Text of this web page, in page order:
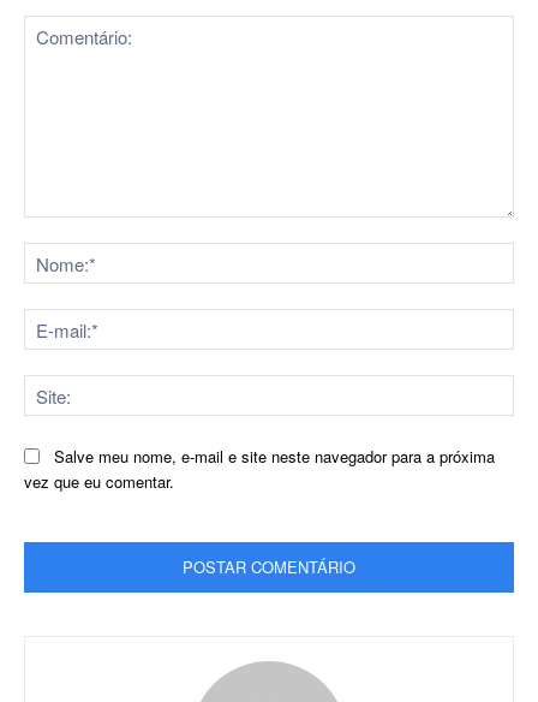
Salve meu nome, e-mail e site neste navegador para a próxima
vez que eu comentar.